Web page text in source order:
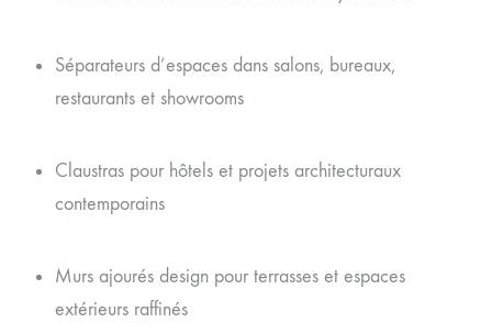
Séparateurs d’espaces dans salons, bureaux,
restaurants et showrooms
Claustras pour hôtels et projets architecturaux
contemporains
Murs ajourés design pour terrasses et espaces
extérieurs raffinés